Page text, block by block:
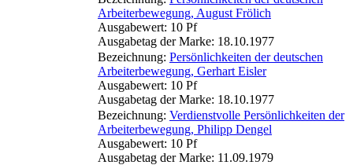
Arbeiterbewegung, August Frölich
Ausgabewert: 10 Pf
Ausgabetag der Marke: 18.10.1977
Bezeichnung: Persönlichkeiten der deutschen
Arbeiterbewegung, Gerhart Eisler
Ausgabewert: 10 Pf
Ausgabetag der Marke: 18.10.1977
Bezeichnung: Verdienstvolle Persönlichkeiten der
Arbeiterbewegung, Philipp Dengel
Ausgabewert: 10 Pf
Ausgabetag der Marke: 11.09.1979